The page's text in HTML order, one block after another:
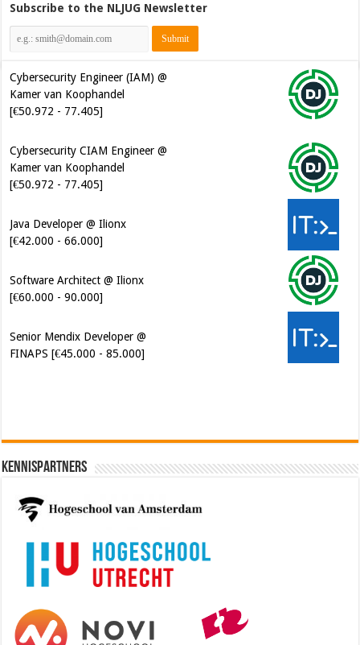
Subscribe to the NLJUG Newsletter
Cybersecurity Engineer (IAM) @
Kamer van Koophandel
[€50.972 - 77.405]
Cybersecurity CIAM Engineer @
Kamer van Koophandel
[€50.972 - 77.405]
Java Developer @ Ilionx
[€42.000 - 66.000]
Software Architect @ Ilionx
[€60.000 - 90.000]
Senior Mendix Developer @
FINAPS [€45.000 - 85.000]
Kennispartners